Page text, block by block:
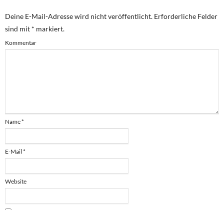
Deine E-Mail-Adresse wird nicht veröffentlicht. Erforderliche Felder
sind mit * markiert.
Kommentar
Name*
E-Mail *
Website